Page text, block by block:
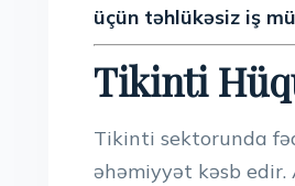
üçün təhlükəsiz iş
Tikinti
Tikinti sektorunda
əhəmiyyət kəsb